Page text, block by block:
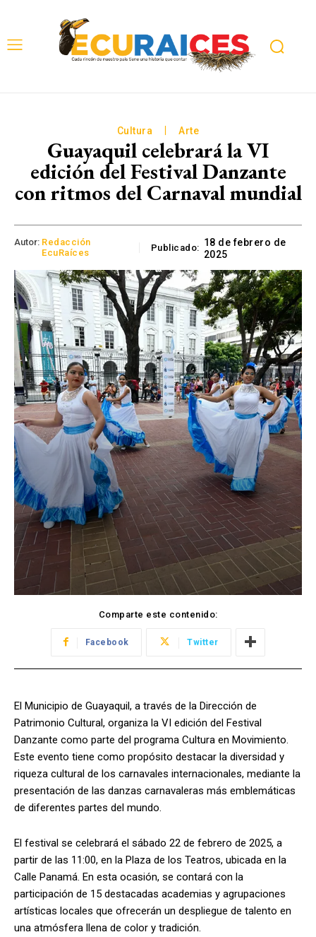
Cultura Arte
Guayaquil celebrará la VI
edición del Festival Danzante
con ritmos del Carnaval mundial
Autor: Redacción
EcuRaíces
Publicado: 18 de febrero de
2025
Comparte este contenido:
Facebook Twitter
El Municipio de Guayaquil, a través de la Dirección de
Patrimonio Cultural, organiza la VI edición del Festival
Danzante como parte del programa Cultura en Movimiento.
Este evento tiene como propósito destacar la diversidad y
riqueza cultural de los carnavales internacionales, mediante la
presentación de las danzas carnavaleras más emblemáticas
de diferentes partes del mundo.
El festival se celebrará el sábado 22 de febrero de 2025, a
partir de las 11:00, en la Plaza de los Teatros, ubicada en la
Calle Panamá. En esta ocasión, se contará con la
participación de 15 destacadas academias y agrupaciones
artísticas locales que ofrecerán un despliegue de talento en
una atmósfera llena de color y tradición.